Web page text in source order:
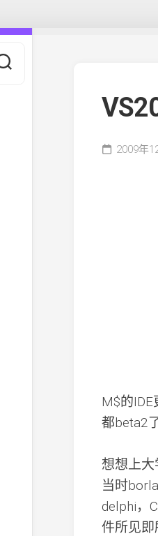
2009年
M$的
都beta2
想想上
当时
delphi，
件所见